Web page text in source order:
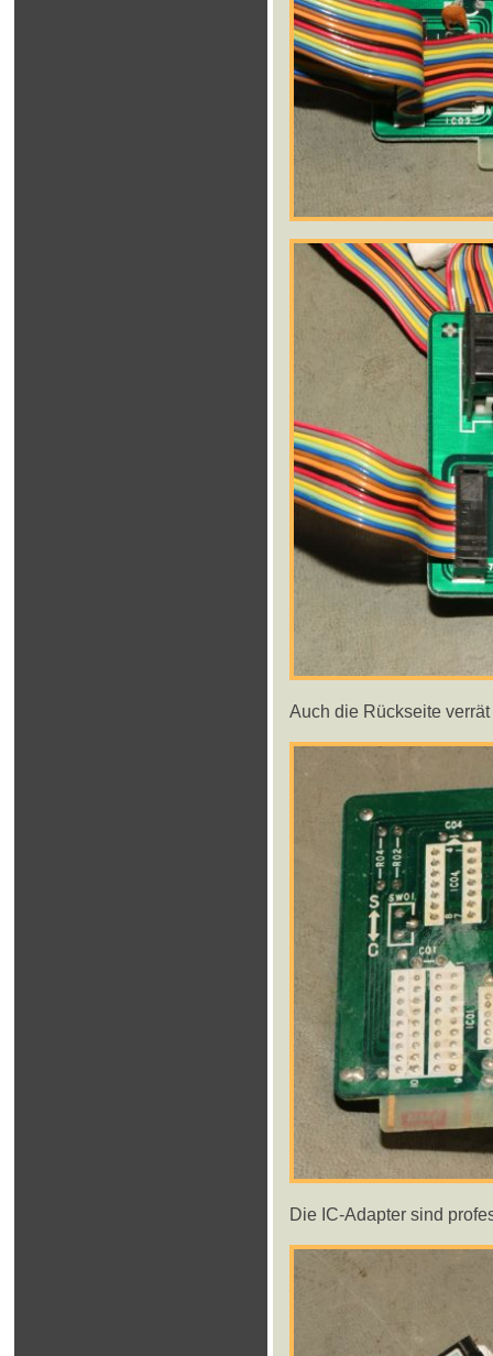
Auch die Rückseite
Die IC-Adapter sind